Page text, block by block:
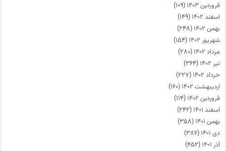
فروردین ۱۴۰۳
(۱۰۹)
اسفند ۱۴۰۲
(۱۴۹)
بهمن ۱۴۰۲
(۲۴۸)
شهریور ۱۴۰۲
(۱۵۴)
مرداد ۱۴۰۲
(۲۸۰)
تیر ۱۴۰۲
(۳۶۴)
خرداد ۱۴۰۲
(۲۲۷)
اردیبهشت ۱۴۰۲
(۱۶۰)
فروردین ۱۴۰۲
(۱۱۴)
اسفند ۱۴۰۱
(۲۴۲)
بهمن ۱۴۰۱
(۳۵۸)
دی ۱۴۰۱
(۳۸۶)
آذر ۱۴۰۱
(۴۵۲)